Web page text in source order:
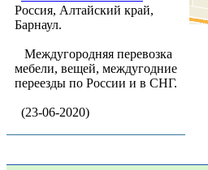
Россия, Алтайский край,
Барнаул.
Междугородняя перевозка
мебели, вещей, междугодние
переезды по России и в СНГ.
(23-06-2020)